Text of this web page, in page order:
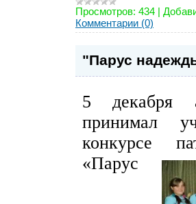
Просмотров: 434 |
Комментарии (0)
"Парус
5 декабря
принимал
конкурсе
«Парус